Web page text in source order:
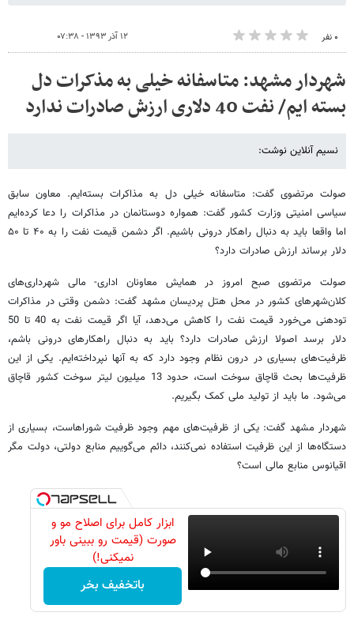
۰ نفر ۱۲ آذر ۱۳۹۳ - ۰۷:۳۸
شهردار مشهد: متاسفانه خیلی به مذکرات دل
بسته ایم/ نفت 40 دلاری ارزش صادرات ندارد
نسیم آنلاین نوشت:
صولت مرتضوی گفت: متاسفانه خیلی دل به مذاکرات بسته‌ایم. معاون سابق
سیاسی امنیتی وزارت کشور گفت: همواره دوستانمان در مذاکرات را دعا کرده‌ایم
اما واقعا باید به دنبال راهکار درونی باشیم. اگر دشمن قیمت نفت را به ۴۰ تا ۵۰
دلار برساند ارزش صادرات دارد؟
صولت مرتضوی صبح امروز در همایش معاونان اداری- مالی شهرداری‌های
کلان‌شهرهای کشور در محل هتل پردیسان مشهد گفت: دشمن وقتی در مذاکرات
تودهنی می‌خورد قیمت نفت را کاهش می‌دهد، آیا اگر قیمت نفت به 40 تا 50
دلار برسد اصولا ارزش صادرات دارد؟ باید به دنبال راهکارهای درونی باشم،
ظرفیت‌های بسیاری در درون نظام وجود دارد که به آنها نپرداخته‌ایم. یکی از این
ظرفیت‌ها بحث قاچاق سوخت است، حدود 13 میلیون لیتر سوخت کشور قاچاق
می‌شود. ما باید از تولید ملی کمک بگیریم.
شهردار مشهد گفت: یکی از ظرفیت‌های مهم وجود ظرفیت شوراهاست، بسیاری از
دستگاه‌ها از این ظرفیت استفاده نمی‌کنند، دائم می‌گوییم منابع دولتی، دولت مگر
اقیانوس منابع مالی است؟
ابزار کامل برای اصلاح مو و
صورت (قیمت رو ببینی باور
نمیکنی!)
باتخفیف بخر